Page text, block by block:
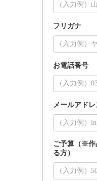
フリガナ
お電話番号
メールアドレ
ご予算（※作
る方）